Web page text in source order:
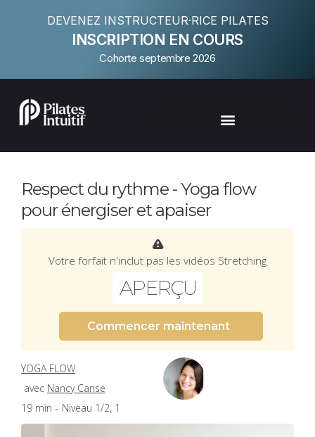
DEVENEZ INSTRUCTEUR·RICE PILATES
INSCRIPTION EN COURS
Cohorte septembre 2026
Respect du rythme - Yoga flow
pour énergiser et apaiser
Votre forfait n'inclut pas les vidéos Stretching
APERÇU
Commencer maintenant
YOGA FLOW
avec Nancy Canse
19 min - Niveau 1/2, 1